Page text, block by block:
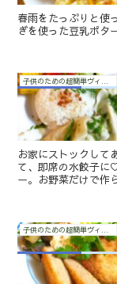
春雨をたっぷりと使
ぎを使った豆乳ポタ
お家にストックして
て、即席の水餃子に
ー。お野菜だけで作